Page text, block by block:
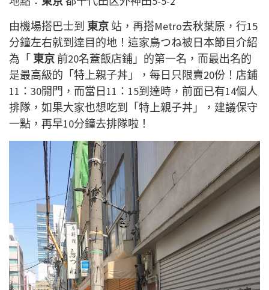
由機場搭巴士到 東京 站，再搭Metro去秋葉原，行15
分鐘左右就到達目的地！這家鳥つね被日本節目介紹
為「 東京 前20名蓋飯店鋪」的第一名，而最出名的
是最高級的「特上親子丼」，每日只限賣20份！店鋪
11：30開門，而當日11：15到達時，前面已有14個人
排隊，如果大家也想吃到「特上親子丼」，建議保守
一點，再早10分鐘去排隊啦！